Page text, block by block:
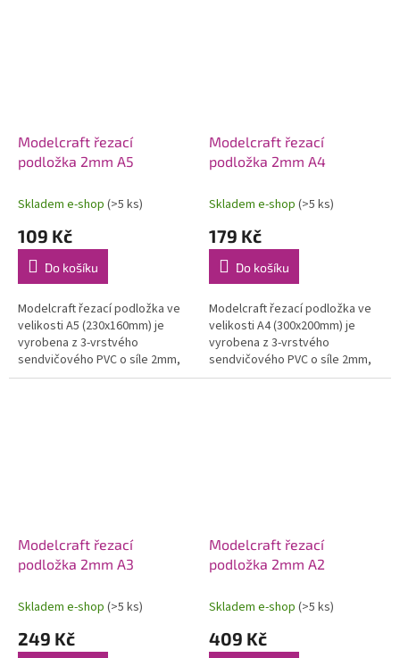
Modelcraft řezací
podložka 2mm A5
Skladem e-shop (>5 ks)
109 Kč
Do košíku
Modelcraft řezací podložka ve
velikosti A5 (230x160mm) je
vyrobena z 3-vrstvého
sendvičového PVC o síle 2mm,
ve kterém neznikají trhliny ani
Modelcraft řezací
podložka 2mm A4
Skladem e-shop (>5 ks)
179 Kč
Do košíku
Modelcraft řezací podložka ve
velikosti A4 (300x200mm) je
vyrobena z 3-vrstvého
sendvičového PVC o síle 2mm,
ve kterém neznikají trhliny ani
Modelcraft řezací
podložka 2mm A3
Skladem e-shop (>5 ks)
249 Kč
Modelcraft řezací
podložka 2mm A2
Skladem e-shop (>5 ks)
409 Kč